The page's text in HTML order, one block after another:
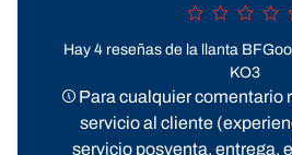
Hay 4 reseñas de la llanta
KO3
Para cualquier comentario
servicio al cliente
servicio posventa, entrega,